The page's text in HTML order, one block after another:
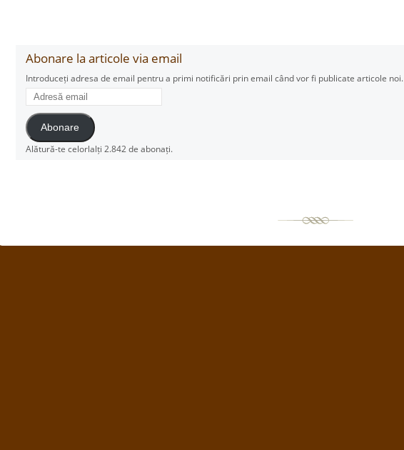
Abonare la articole via email
Introduceți adresa de email pentru a primi notificări prin email când vor fi publicate articole noi.
Adresă
email
Abonare
Alătură-te celorlalți 2.842 de abonați.